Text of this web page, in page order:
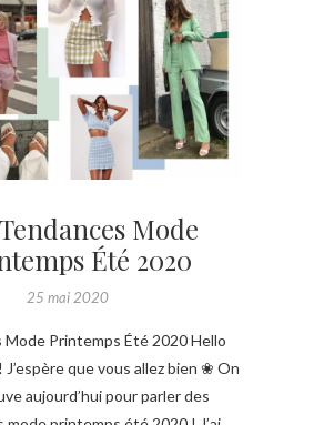
Mode
Été 2020
25 mai 2020
J’espère que vous allez bien ❀ On
aujourd’hui pour parler des